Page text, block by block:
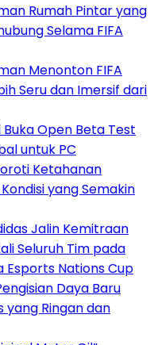
Rumah Pintar yang
Selama FIFA
Menonton FIFA
Seru dan Imersif dari
Open Beta Test
untuk PC
Ketahanan
yang Semakin
Jalin Kemitraan
Seluruh Tim pada
Esports Nations Cup
Daya Baru
yang Ringan dan